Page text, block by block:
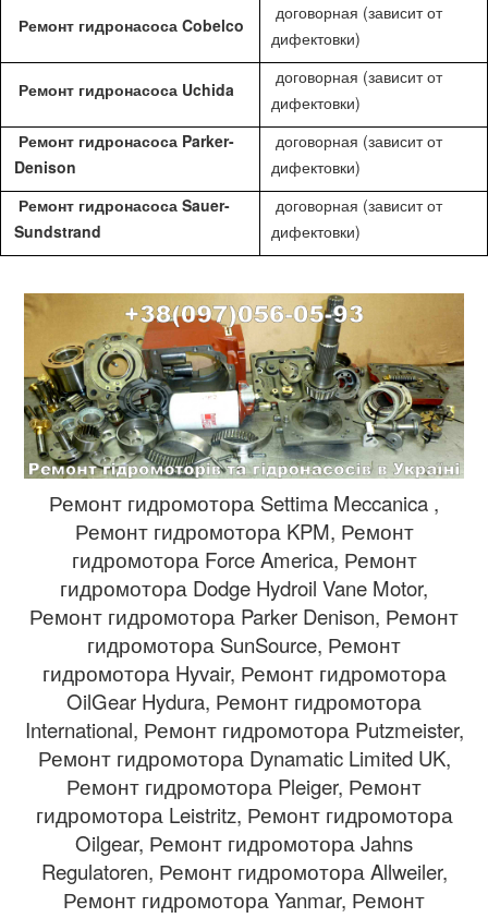
Ремонт гидронасоса Cobelco
договорная (зависит от
дифектовки)
Ремонт гидронасоса Uchida
договорная (зависит от
дифектовки)
Ремонт гидронасоса Parker-
Denison
договорная (зависит от
дифектовки)
Ремонт гидронасоса Sauer-
Sundstrand
договорная (зависит от
дифектовки)
Ремонт гидромотора Settima Meccanica ,
Ремонт гидромотора KPM, Ремонт
гидромотора Force America, Ремонт
гидромотора Dodge Hydroil Vane Motor,
Ремонт гидромотора Parker Denison, Ремонт
гидромотора SunSource, Ремонт
гидромотора Hyvair, Ремонт гидромотора
OilGear Hydura, Ремонт гидромотора
International, Ремонт гидромотора Putzmeister,
Ремонт гидромотора Dynamatic Limited UK,
Ремонт гидромотора Pleiger, Ремонт
гидромотора Leistritz, Ремонт гидромотора
Oilgear, Ремонт гидромотора Jahns
Regulatoren, Ремонт гидромотора Allweiler,
Ремонт гидромотора Yanmar, Ремонт